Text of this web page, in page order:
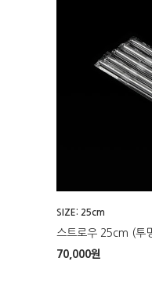
SIZE: 25cm
스트로우 25cm (투
70,000원